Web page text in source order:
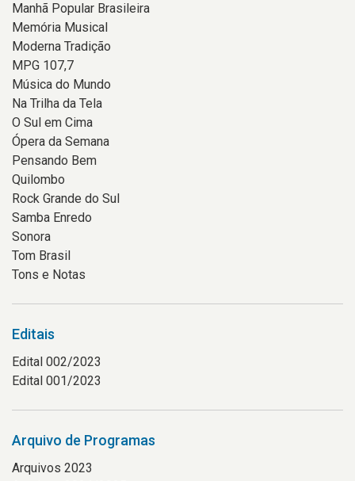
Manhã Popular Brasileira
Memória Musical
Moderna Tradição
MPG 107,7
Música do Mundo
Na Trilha da Tela
O Sul em Cima
Ópera da Semana
Pensando Bem
Quilombo
Rock Grande do Sul
Samba Enredo
Sonora
Tom Brasil
Tons e Notas
Editais
Edital 002/2023
Edital 001/2023
Arquivo de Programas
Arquivos 2023